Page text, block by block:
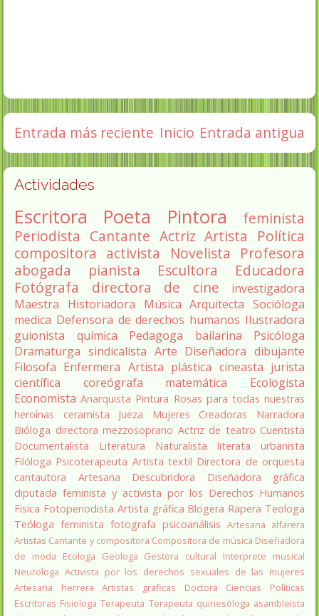
Entrada más reciente Entrada antigua
Inicio
Actividades
Escritora Poeta Pintora
feminista
Periodista Cantante Actriz Artista
Política
compositora activista Novelista
Profesora
abogada
pianista Escultora
Educadora
Fotógrafa
directora de cine
investigadora
Maestra
Historiadora Música Arquitecta Socióloga
medica Defensora de derechos humanos Ilustradora
guionista
química Pedagoga bailarina
Psicóloga
Dramaturga sindicalista Arte Diseñadora dibujante
Filosofa Enfermera Artista plástica cineasta jurista
científica
coreógrafa matemática
Ecologista
Economista Anarquista Pintura Rosas para todas nuestras
heroínas
ceramista Jueza Mujeres Creadoras
Narradora
Bióloga directora mezzosoprano Actriz de teatro Cuentista
Documentalista
Literatura Naturalista literata
urbanista
Filóloga Psicoterapeuta Artista textil Directora de orquesta
cantautora
Artesana Descubridora
Diseñadora gráfica
diputada feminista y activista por los Derechos Humanos
Fisica Fotoperiodista Artista gráfica Blogera Rapera Teologa
Teóloga feminista fotografa psicoanálisis Artesana alfarera
Artistas Cantante y compositora Compositora de música Diseñadora
de moda
Ecologa Geologa Gestora cultural
Interprete musical
Neurologa Activista por los derechos sexuales de las mujeres
Artesana herrera
Artistas graficas
Doctora Ciencias Políticas
Escritoras Fisiologa Terapeuta Terapeuta quinesóloga asambleista